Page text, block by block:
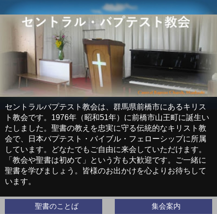
セントラルバプテスト教会は、群馬県前橋市にあるキリス
ト教会です。1976年（昭和51年）に前橋市山王町に誕生い
たしました。聖書の教えを忠実に守る伝統的なキリスト教
会で、日本バプテスト・バイブル・フェローシップに所属
しています。どなたでもご自由に来会していただけます。
「教会や聖書は初めて」という方も大歓迎です。ご一緒に
聖書を学びましょう。皆様のお出かけを心よりお待ちして
います。
聖書のことば
集会案内